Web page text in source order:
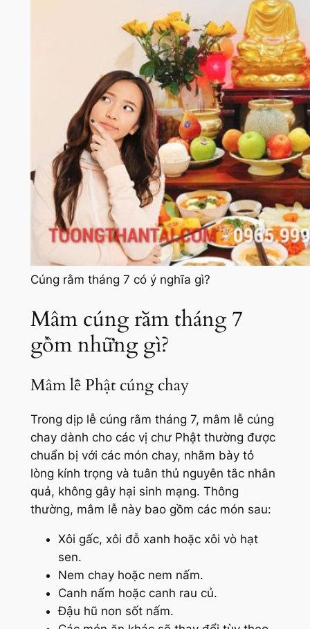
Cúng rằm tháng 7 có ý nghĩa gì?
Mâm cúng rằm tháng 7
gồm những gì?
Mâm lễ Phật cúng chay
Trong dịp lễ cúng rằm tháng 7, mâm lễ cúng
chay dành cho các vị chư Phật thường được
chuẩn bị với các món chay, nhằm bày tỏ
lòng kính trọng và tuân thủ nguyên tắc nhân
quả, không gây hại sinh mạng. Thông
thường, mâm lễ này bao gồm các món sau:
Xôi gấc, xôi đỗ xanh hoặc xôi vò hạt
sen.
Nem chay hoặc nem nấm.
Canh nấm hoặc canh rau củ.
Đậu hũ non sốt nấm.